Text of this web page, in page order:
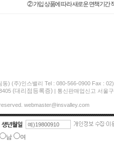
② 가입 상품에 따라 새로운 면책기간
) (주)인스밸리 Tel : 080-566-0900 Fax :
(대리점등록증) | 통신판매업신고 서울
webmaster@insvalley.com
남 여